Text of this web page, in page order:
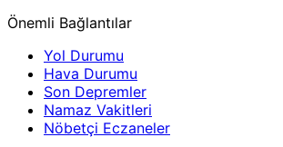
Önemli Bağlantılar
Yol Durumu
Hava Durumu
Son Depremler
Namaz Vakitleri
Nöbetçi Eczaneler